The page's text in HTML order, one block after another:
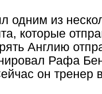
одним из
которые
Англию
Рафа
он тренер